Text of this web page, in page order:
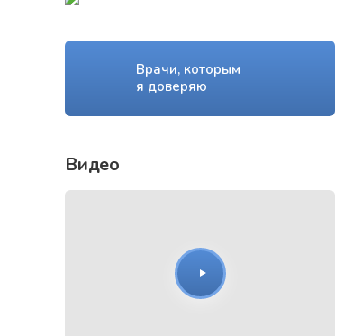
Врачи, которым
я доверяю
Видео